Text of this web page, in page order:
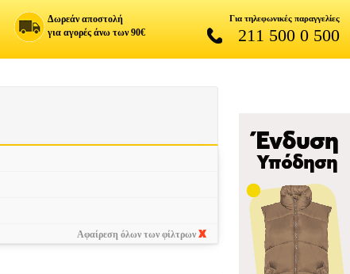
Δωρεάν αποστολή
για αγορές άνω των 90€
Για τηλεφωνικές παραγγελίες
211 500 0 500
Αφαίρεση όλων των φίλτρων